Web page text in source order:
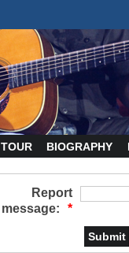
TOUR BIOGRAPHY
Report
message:
*